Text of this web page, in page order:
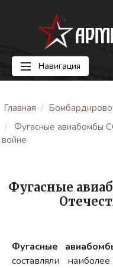
Навигация
Главная
Фугасные авиабомбы
войне
Фугасные
Фугасные
составляли